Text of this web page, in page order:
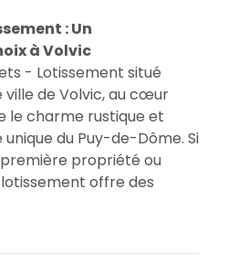
: Un
à Volvic
- Lotissement situé
de Volvic, au cœur
le charme rustique et
du Puy-de-Dôme. Si
propriété ou
offre des
attractives,
achat immobilier. Le